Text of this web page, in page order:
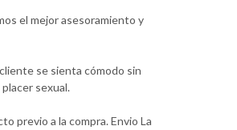
el mejor asesoramiento y
se sienta cómodo sin
sexual.
previo a la compra. Envio La